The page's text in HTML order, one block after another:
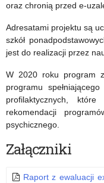
oraz chronią przed e-
Adresatami projektu są
szkół
jest do realizacji przez
W 2020 roku program
programu
profilaktycznych,
rekomendacji
psychicznego.
Załączniki
Raport z ewaluacji
na
zbiorniki
wodne
1-
3